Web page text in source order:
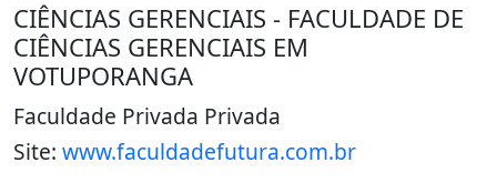
CIÊNCIAS GERENCIAIS - FACULDADE DE
CIÊNCIAS GERENCIAIS EM
VOTUPORANGA
Faculdade Privada Privada
Site: www.faculdadefutura.com.br